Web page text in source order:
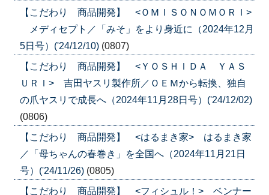
【こだわり 商品開発】 <ＯＭＩＳＯＮＯＭＯＲＩ>
メディセプト／「みそ」をより身近に（2024年12月
5日号）('24/12/10) (0807)
【こだわり 商品開発】 <ＹＯＳＨＩＤＡ ＹＡＳ
ＵＲＩ> 吉田ヤスリ製作所／ＯＥＭから転換、独自
の爪ヤスリで成長へ（2024年11月28日号）('24/12/02)
(0806)
【こだわり 商品開発】 <はるまき家> はるまき家
／「母ちゃんの春巻き」を全国へ（2024年11月21日
号）('24/11/26) (0805)
【こだわり 商品開発】 <フィシュル！> ベンナー